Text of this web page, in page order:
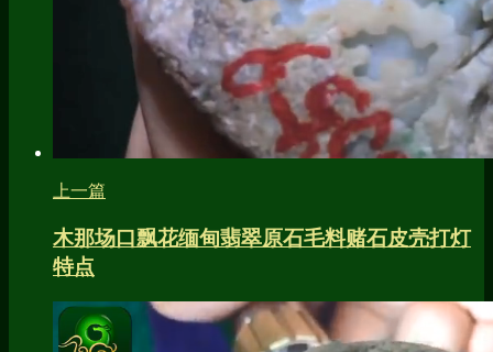
上一篇
木那场口飘花缅甸翡翠原石毛料赌石皮壳打灯
特点